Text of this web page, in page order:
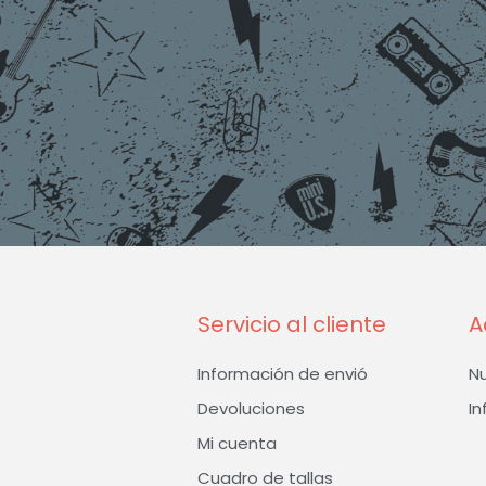
Servicio al cliente
Información de envió
Devoluciones
Mi cuenta
Cuadro de tallas